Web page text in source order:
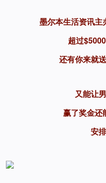
墨尔本生活资讯主
超过
还有你来就
又能让
赢了奖金还
安